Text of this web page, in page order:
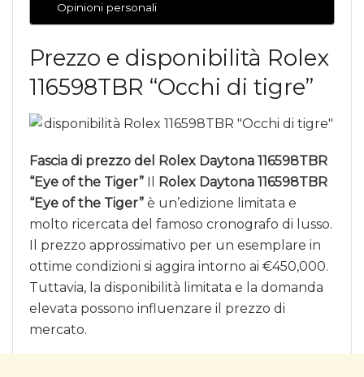
Opinioni personali
Prezzo e disponibilità Rolex
116598TBR “Occhi di tigre”
Fascia di prezzo del Rolex Daytona 116598TBR
“Eye of the Tiger” Il
Rolex Daytona 116598TBR
“Eye of the Tiger” è un’edizione limitata e
molto ricercata del famoso cronografo di lusso.
Il prezzo approssimativo per un esemplare in
ottime condizioni si aggira intorno ai €450,000.
Tuttavia, la disponibilità limitata e la domanda
elevata possono influenzare il prezzo di
mercato.